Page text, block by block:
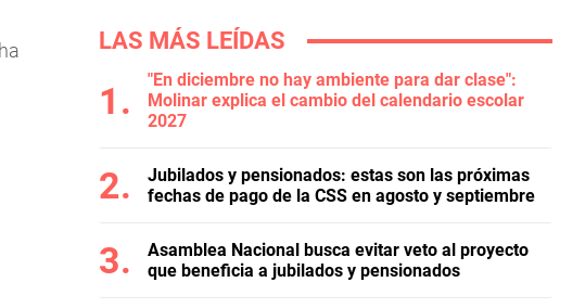
LAS MÁS LEÍDAS
"En diciembre no hay ambiente para dar clase":
Molinar explica el cambio del calendario escolar
2027
Jubilados y pensionados: estas son las próximas
fechas de pago de la CSS en agosto y septiembre
Asamblea Nacional busca evitar veto al proyecto
que beneficia a jubilados y pensionados